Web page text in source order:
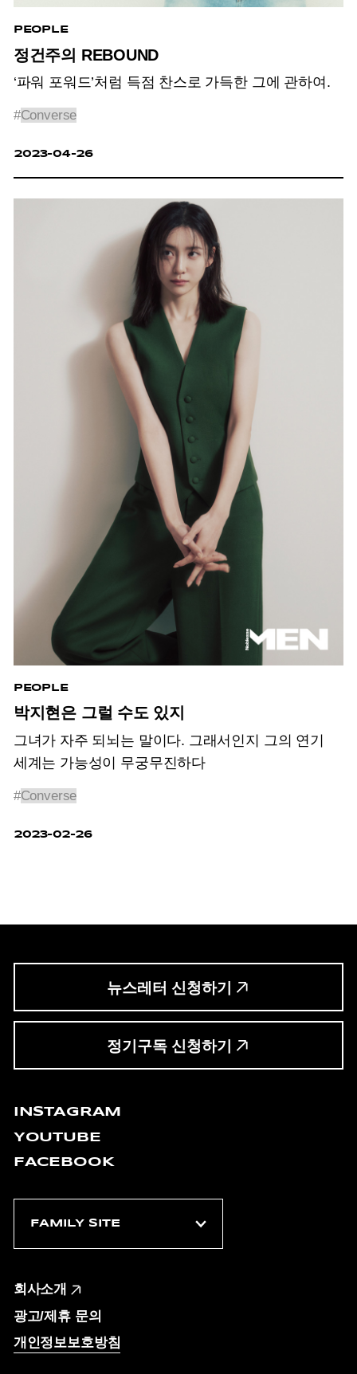
PEOPLE
정건주의 REBOUND
‘파워 포워드’처럼 득점 찬스로 가득한 그에 관하여.
#Converse
2023-04-26
PEOPLE
박지현은 그럴 수도 있지
그녀가 자주 되뇌는 말이다. 그래서인지 그의 연기
세계는 가능성이 무궁무진하다
#Converse
2023-02-26
뉴스레터 신청하기
정기구독 신청하기
INSTAGRAM
YOUTUBE
FACEBOOK
회사소개
광고/제휴 문의
개인정보보호방침